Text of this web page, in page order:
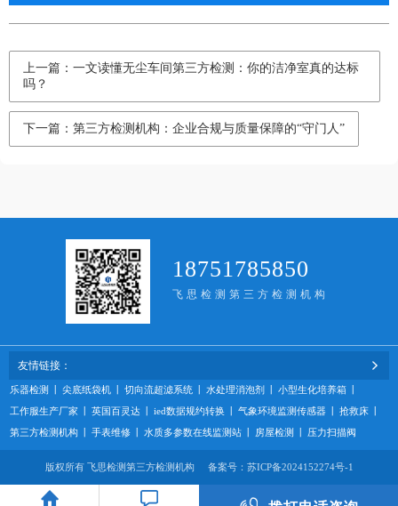
上一篇：一文读懂无尘车间第三方检测：你的洁净室真的达标
吗？
下一篇：第三方检测机构：企业合规与质量保障的“守门人”
18751785850
飞思检测第三方检测机构
友情链接：
乐器检测 尖底纸袋机 切向流超滤系统 水处理消泡剂 小型生化培养箱
工作服生产厂家 英国百灵达 ied数据规约转换 气象环境监测传感器 抢救床
第三方检测机构 手表维修 水质多参数在线监测站 房屋检测 压力扫描阀
版权所有 飞思检测第三方检测机构 备案号： 苏ICP备2024152274号-1